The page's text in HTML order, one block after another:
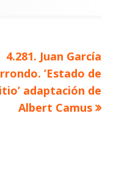
Artículo
siguiente
4.281. Juan García
’Estado de
adaptación de
Albert Camus